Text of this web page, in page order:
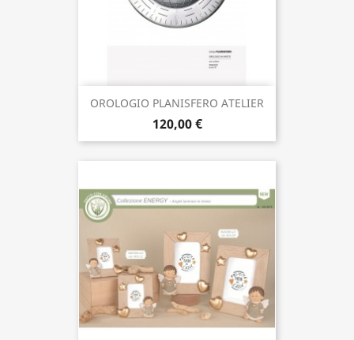
OROLOGIO PLANISFERO ATELIER
120,00 €